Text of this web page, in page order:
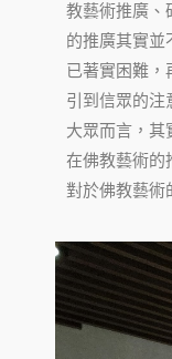
教藝術推廣、
的推廣其實並
已著實困難，
引到信眾的注
大眾而言，其
在佛教藝術的
對於佛教藝術